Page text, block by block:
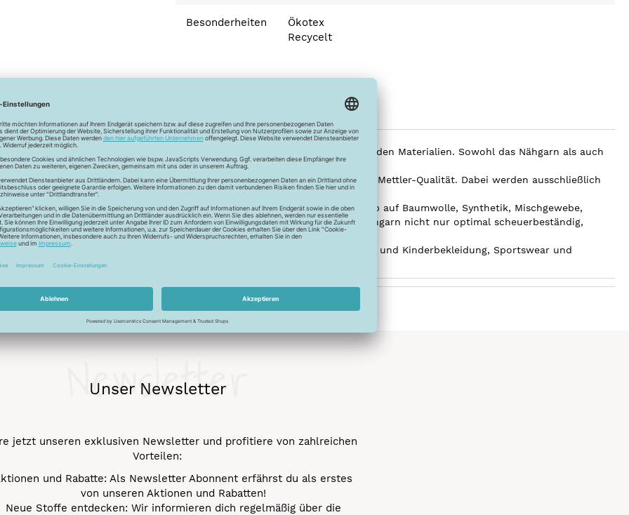
Besonderheiten
Ökotex
Recycelt
Projekte. Der gesamte Artikel basiert auf umweltschonenden Materialien. Sowohl das Nähgarn als auch
vereint das Garn höchste ökologische Anforderungen mit der gewohnten Mettler-Qualität. Dabei werden ausschließlich
Spulenkörpers wird auf 100 % recyceltes Polystyrol zurückgegriffen.
Nähgarn meistert verschiedenste Stoff- und Sticharten. Ganz gleich ob auf Baumwolle, Synthetik, Mischgewebe,
ganzer Linie. Aufgrund seiner Konstruktion - UmspinnZwirn - ist das Nähgarn nicht nur optimal scheuerbeständig,
SERACYCLE
zu einem ausgezeichneten Allrounder. Damen-, Herren und Kinderbekleidung, Sportswear und
umsetzen.
Unser Newsletter
Newsletter
jetzt unseren exklusiven Newsletter und profitiere von zahlreichen
Vorteilen:
und Rabatte: Als Newsletter Abonnent erfährst du als erstes
von unseren Aktionen und Rabatten!
Neue Stoffe entdecken: Wir informieren dich regelmäßig über die